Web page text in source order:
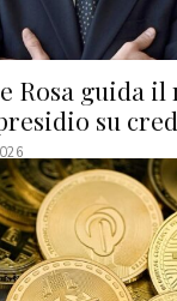
Rosa guida
su